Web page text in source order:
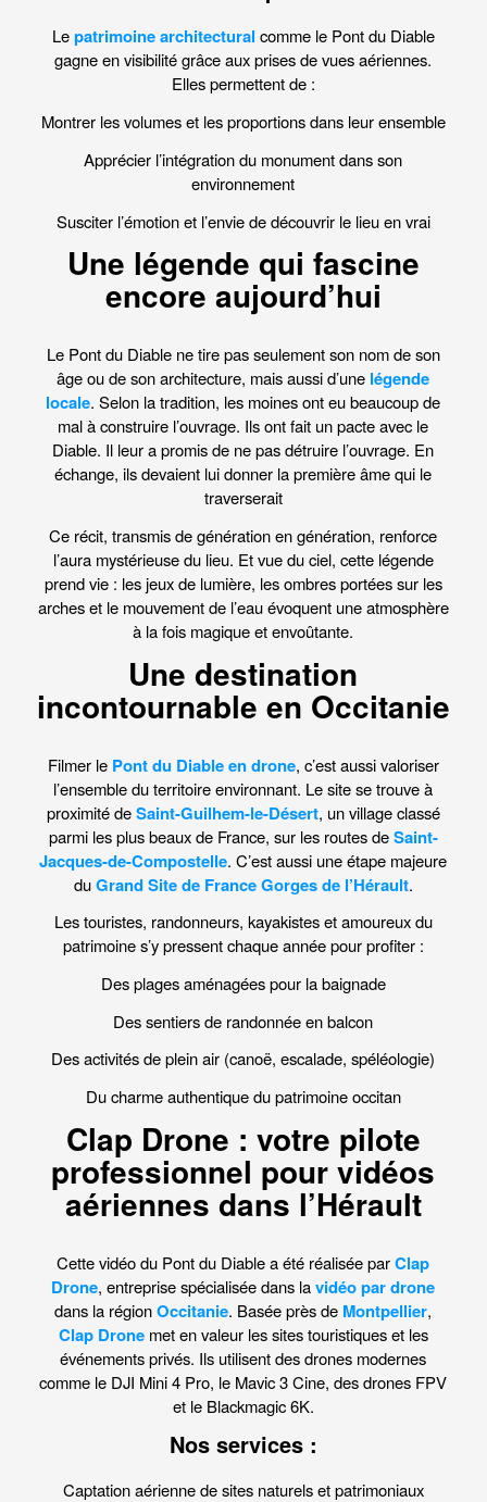
Lepatrimoine architectural comme le Pont du Diable
gagne en visibilité grâce aux prises de vues aériennes.
Elles permettent de :
Montrer les volumes et les proportions dans leur ensemble
Apprécier l’intégration du monument dans son
environnement
Susciter l’émotion et l’envie de découvrir le lieu en vrai
Une légende qui fascine
encore aujourd’hui
Le Pont du Diable ne tire pas seulement son nom de son
âge ou de son architecture, mais aussi d’une légende
locale. Selon la tradition, les moines ont eu beaucoup de
mal à construire l’ouvrage. Ils ont fait un pacte avec le
Diable. Il leur a promis de ne pas détruire l’ouvrage. En
échange, ils devaient lui donner la première âme qui le
traverserait
Ce récit, transmis de génération en génération, renforce
l’aura mystérieuse du lieu. Et vue du ciel, cette légende
prend vie : les jeux de lumière, les ombres portées sur les
arches et le mouvement de l’eau évoquent une atmosphère
à la fois magique et envoûtante.
Une destination
incontournable en Occitanie
Filmer le Pont du Diable en drone, c’est aussi valoriser
l’ensemble du territoire environnant. Le site se trouve à
proximité deSaint-Guilhem-le-Désert, un village classé
parmi les plus beaux de France, sur les routes deSaint-
Jacques-de-Compostelle. C’est aussi une étape majeure
duGrand Site de France Gorges de l’Hérault.
Les touristes, randonneurs, kayakistes et amoureux du
patrimoine s’y pressent chaque année pour profiter :
Des plages aménagées pour la baignade
Des sentiers de randonnée en balcon
Des activités de plein air (canoë, escalade, spéléologie)
Du charme authentique du patrimoine occitan
Clap Drone : votre pilote
professionnel pour vidéos
aériennes dans l’Hérault
Cette vidéo du Pont du Diable a été réalisée parClap
Drone, entreprise spécialisée dans lavidéo par drone
dans la régionOccitanie. Basée près de Montpellier,
Clap Dronemet en valeur les sites touristiques et les
événements privés. Ils utilisent des drones modernes
comme le DJI Mini 4 Pro, le Mavic 3 Cine, des drones FPV
et le Blackmagic 6K.
Nos services :
Captation aérienne de sites naturels et patrimoniaux